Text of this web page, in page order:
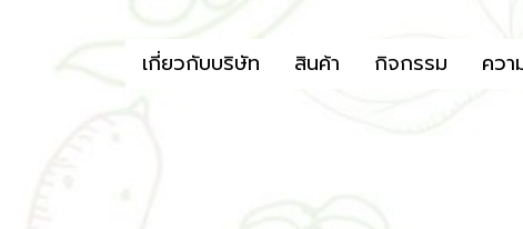
เกี่ยวกับบริษัท สินค้า กิจกรรม ควา